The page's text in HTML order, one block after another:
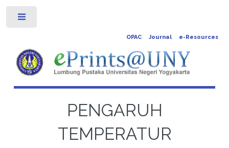
OPAC Journal e-Resources
PENGARUH
TEMPERATUR